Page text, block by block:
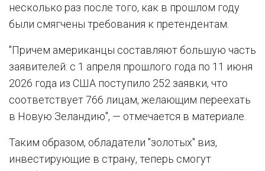
несколько раз после того, как в прошлом году
были смягчены требования к претендентам.
"Причем американцы составляют большую часть
заявителей: с 1 апреля прошлого года по 11 июня
2026 года из США поступило 252 заявки, что
соответствует 766 лицам, желающим переехать
в Новую Зеландию", — отмечается в материале.
Таким образом, обладатели "золотых" виз,
инвестирующие в страну, теперь смогут